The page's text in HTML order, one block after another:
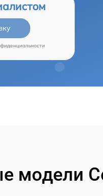
модели